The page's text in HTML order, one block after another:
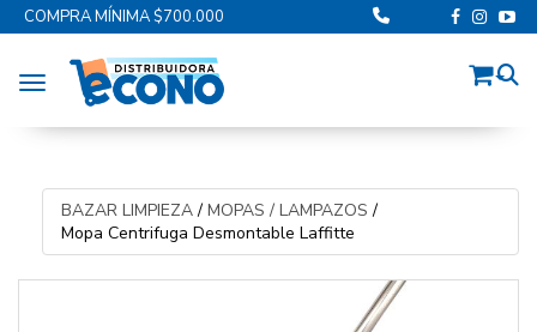
COMPRA MÍNIMA $700.000
Toggle navigation
BAZAR LIMPIEZA/ MOPAS / LAMPAZOS /
Mopa Centrifuga Desmontable Laffitte